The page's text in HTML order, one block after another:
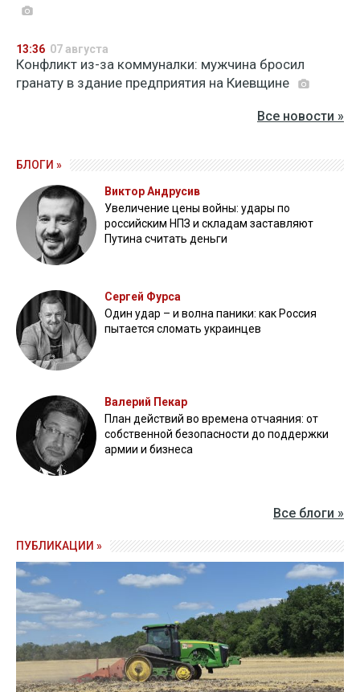
13:36 07 августа
Конфликт из-за коммуналки: мужчина бросил
гранату в здание предприятия на Киевщине
Все новости »
БЛОГИ »
Виктор Андрусив
Увеличение цены войны: удары по
российским НПЗ и складам заставляют
Путина считать деньги
Сергей Фурса
Один удар – и волна паники: как Россия
пытается сломать украинцев
Валерий Пекар
План действий во времена отчаяния: от
собственной безопасности до поддержки
армии и бизнеса
Все блоги »
ПУБЛИКАЦИИ »